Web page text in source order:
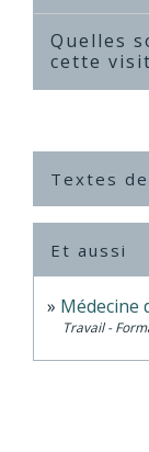
Quelles
cette
Textes
Et aussi
Médecine
Travail -